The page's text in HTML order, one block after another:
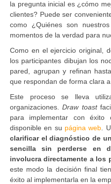
la pregunta inicial es ¿cómo
clientes? Puede ser
como ¿Quiénes son
momentos de la verdad para
Como en el ejercicio original,
los participantes dibujan los
pared, agrupan y refinan
que respondan de forma clara
Este proceso se lleva
organizaciones.Draw toast
para implementar con
disponible en su página web .
clarificar el diagnóstico de
sencilla sin perderse en
involucra directamente a los
este modo la decisión final
éxito al implementarla en la